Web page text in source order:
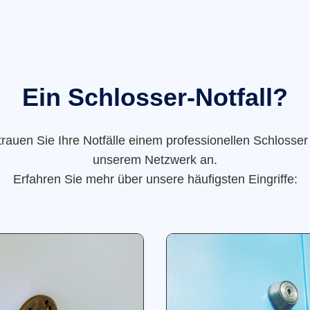
Ein Schlosser-Notfall?
Sie Ihre Notfälle einem professionellen
unserem Netzwerk an.
Erfahren Sie mehr über unsere häufigsten Eingriffe: